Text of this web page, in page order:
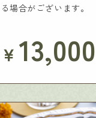
る場合がございます。
￥ 13,000